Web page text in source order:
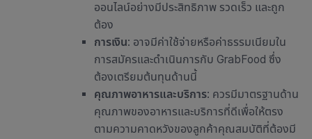
ออนไลน์อย่างมีประสิทธิภาพ รวดเร็ว และถูก
ต้อง
การเงิน: อาจมีค่าใช้จ่ายหรือค่าธรรมเนียมใน
การสมัครและดำเนินการกับ GrabFood ซึ่ง
ต้องเตรียมต้นทุนด้านนี้
คุณภาพอาหารและบริการ: ควรมีมาตรฐานด้าน
คุณภาพของอาหารและบริการที่ดีเพื่อให้ตรง
ตามความคาดหวังของลูกค้าคุณสมบัติที่ต้องมี